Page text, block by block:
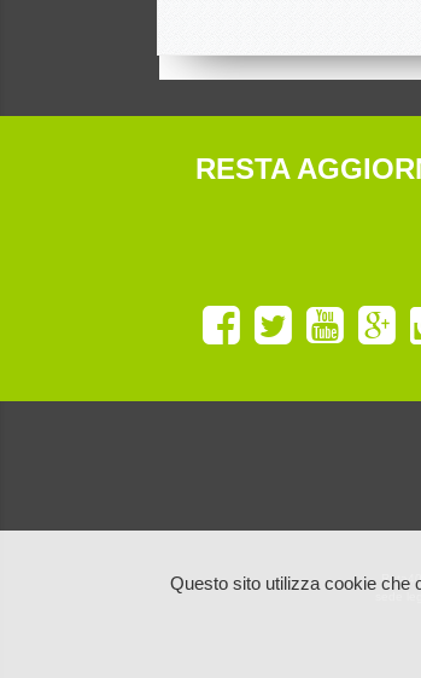
Questo sito utilizza cookie che
RESTA
sede